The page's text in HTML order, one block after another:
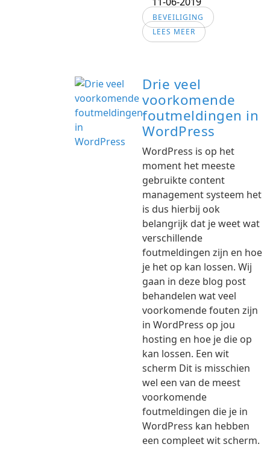
BEVEILIGING
LEES MEER
Drie veel
voorkomende
foutmeldingen in
WordPress
WordPress is op het
moment het meeste
gebruikte content
management systeem het
is dus hierbij ook
belangrijk dat je weet wat
verschillende
foutmeldingen zijn en hoe
je het op kan lossen. Wij
gaan in deze blog post
behandelen wat veel
voorkomende fouten zijn
in WordPress op jou
hosting en hoe je die op
kan lossen. Een wit
scherm Dit is misschien
wel een van de meest
voorkomende
foutmeldingen die je in
WordPress kan hebben
een compleet wit scherm.